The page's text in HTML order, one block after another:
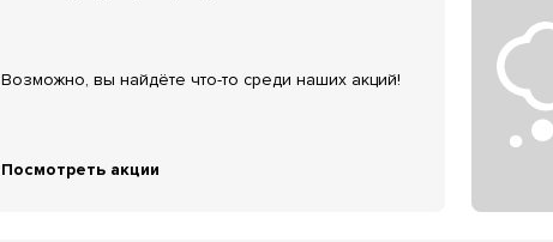
Возможно, вы найдёте что-то среди наших акций!
Посмотреть акции